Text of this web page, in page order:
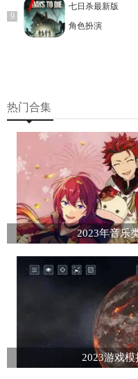
七日杀最新版
角色扮演
热门合集
2023年音乐
2023游戏